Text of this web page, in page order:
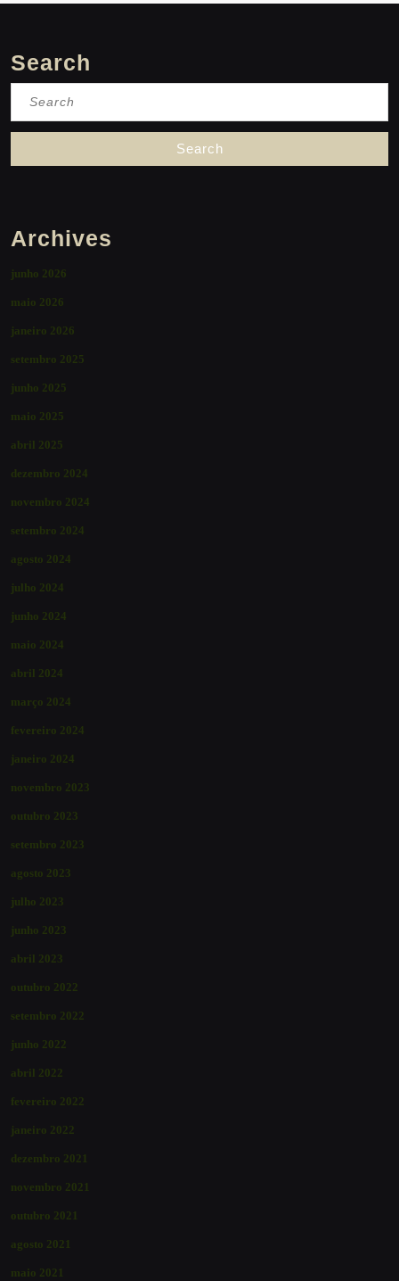
Search
Archives
junho 2026
maio 2026
janeiro 2026
setembro 2025
junho 2025
maio 2025
abril 2025
dezembro 2024
novembro 2024
setembro 2024
agosto 2024
julho 2024
junho 2024
maio 2024
abril 2024
março 2024
fevereiro 2024
janeiro 2024
novembro 2023
outubro 2023
setembro 2023
agosto 2023
julho 2023
junho 2023
abril 2023
outubro 2022
setembro 2022
junho 2022
abril 2022
fevereiro 2022
janeiro 2022
dezembro 2021
novembro 2021
outubro 2021
agosto 2021
maio 2021